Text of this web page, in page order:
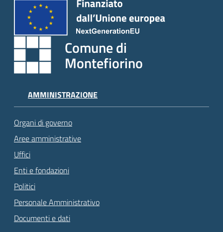
Comune di
Montefiorino
AMMINISTRAZIONE
Organi di governo
Aree amministrative
Uffici
Enti e fondazioni
Politici
Personale Amministrativo
Documenti e dati